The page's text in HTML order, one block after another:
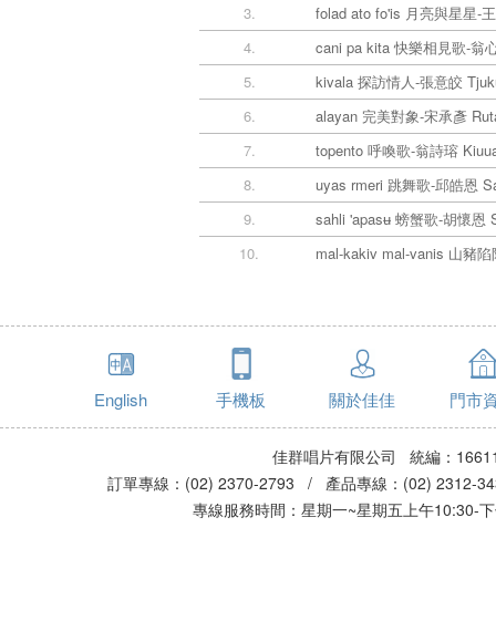
3.
folad ato fo'is 月亮與星星-
4.
cani pa kita 快樂相見歌-翁
5.
kivala 探訪情人-張意皎
6.
alayan 完美對象-宋承彥
7.
topento 呼喚歌-翁詩瑢
8.
uyas rmeri 跳舞歌-邱皓恩
9.
sahli 'apasʉ 螃蟹歌-胡懷恩
10.
mal-kakiv mal-vanis 山豬
English 手機板 關於佳佳 門市
佳群唱片有限公司 統編：
訂單專線：(02) 2370-2793 / 產品專線：(02)
專線服務時間：星期一~星期五上午10:30-